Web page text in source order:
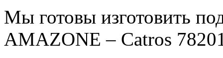
Мы готовы изготовить
AMAZONE – Catros